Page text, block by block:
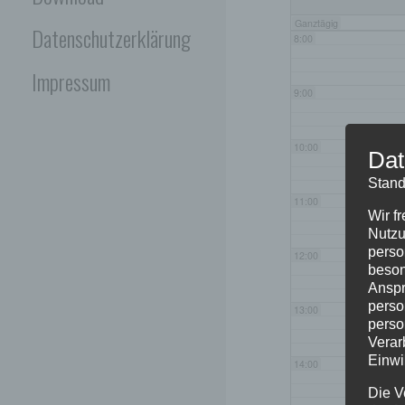
Datenschutzerklärung
Impressum
Ganztägig
8:00
9:00
10:00
11:00
12:00
13:00
14:00
Wir
Die